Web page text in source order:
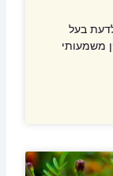
בעל
משמעותי